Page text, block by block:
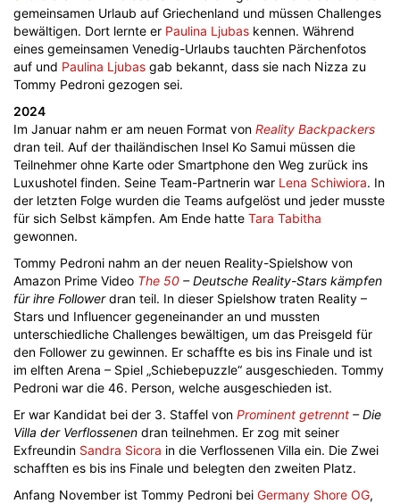
gemeinsamen Urlaub auf Griechenland und müssen Challenges
bewältigen. Dort lernte er Paulina Ljubas kennen. Während
eines gemeinsamen Venedig-Urlaubs tauchten Pärchenfotos
auf und Paulina Ljubas gab bekannt, dass sie nach Nizza zu
Tommy Pedroni gezogen sei.
2024
Im Januar nahm er am neuen Format von Reality Backpackers
dran teil. Auf der thailändischen Insel Ko Samui müssen die
Teilnehmer ohne Karte oder Smartphone den Weg zurück ins
Luxushotel finden. Seine Team-Partnerin war Lena Schiwiora. In
der letzten Folge wurden die Teams aufgelöst und jeder musste
für sich Selbst kämpfen. Am Ende hatte Tara Tabitha
gewonnen.
Tommy Pedroni nahm an der neuen Reality-Spielshow von
Amazon Prime Video The 50 – Deutsche Reality-Stars kämpfen
für ihre Followerdran teil. In dieser Spielshow traten Reality –
Stars und Influencer gegeneinander an und mussten
unterschiedliche Challenges bewältigen, um das Preisgeld für
den Follower zu gewinnen. Er schaffte es bis ins Finale und ist
im elften Arena – Spiel „Schiebepuzzle“ ausgeschieden. Tommy
Pedroni war die 46. Person, welche ausgeschieden ist.
Er war Kandidat bei der 3. Staffel von Prominent getrennt – Die
Villa der Verflossenen dran teilnehmen. Er zog mit seiner
Exfreundin Sandra Sicora in die Verflossenen Villa ein. Die Zwei
schafften es bis ins Finale und belegten den zweiten Platz.
Anfang November ist Tommy Pedroni bei Germany Shore OG,